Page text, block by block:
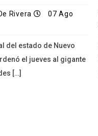
Rivera
07 Ago
del estado de Nuevo
el jueves al gigante
[…]